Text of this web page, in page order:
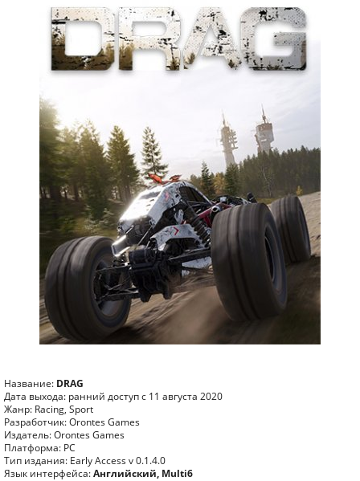
Название: DRAG
Дата выхода: ранний доступ с 11 августа 2020
Жанр: Racing, Sport
Разработчик: Orontes Games
Издатель: Orontes Games
Платформа: PC
Тип издания: Early Access v 0.1.4.0
Язык интерфейса:Английский, Multi6